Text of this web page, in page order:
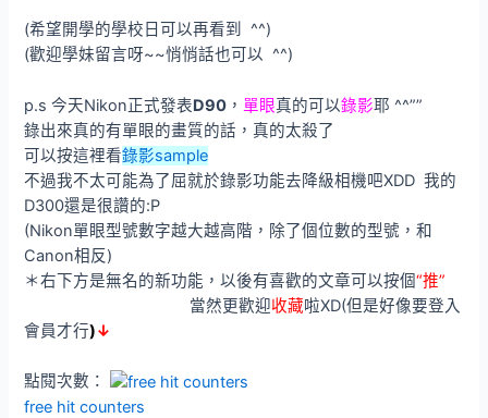
(希望開學的學校日可以再看到 ^^)
(歡迎學妹留言呀~~悄悄話也可以 ^^)
p.s 今天Nikon正式發表D90 ，單眼真的可以錄影耶 ^^””
錄出來真的有單眼的畫質的話，真的太殺了
可以按這裡看錄影sample
不過我不太可能為了屈就於錄影功能去降級相機吧XDD 我的
D300還是很讚的:P
(Nikon單眼型號數字越大越高階，除了個位數的型號，和
Canon相反)
＊右下方是無名的新功能，以後有喜歡的文章可以按個“推”
當然更歡迎收藏啦XD(但是好像要登入
會員才行)↓
點閱次數：
free hit counters